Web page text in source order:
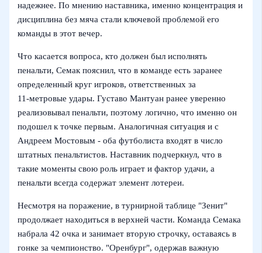
надежнее. По мнению наставника, именно концентрация и
дисциплина без мяча стали ключевой проблемой его
команды в этот вечер.
Что касается вопроса, кто должен был исполнять
пенальти, Семак пояснил, что в команде есть заранее
определенный круг игроков, ответственных за
11‑метровые удары. Густаво Мантуан ранее уверенно
реализовывал пенальти, поэтому логично, что именно он
подошел к точке первым. Аналогичная ситуация и с
Андреем Мостовым - оба футболиста входят в число
штатных пенальтистов. Наставник подчеркнул, что в
такие моменты свою роль играет и фактор удачи, а
пенальти всегда содержат элемент лотереи.
Несмотря на поражение, в турнирной таблице "Зенит"
продолжает находиться в верхней части. Команда Семака
набрала 42 очка и занимает вторую строчку, оставаясь в
гонке за чемпионство. "Оренбург", одержав важную